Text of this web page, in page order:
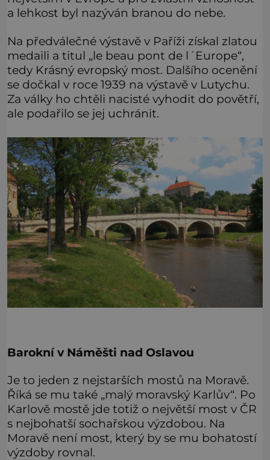
a lehkost byl nazýván branou do nebe.
Na předválečné výstavě v Paříži získal zlatou
medaili a titul „le beau pont de l´Europe“,
tedy Krásný evropský most. Dalšího ocenění
se dočkal v roce 1939 na výstavě v Lutychu.
Za války ho chtěli nacisté vyhodit do povětří,
ale podařilo se jej uchránit.
Barokní v Náměšti nad Oslavou
Je to jeden z nejstarších mostů na Moravě.
Říká se mu také „malý moravský Karlův“. Po
Karlově mostě jde totiž o největší most v ČR
s nejbohatší sochařskou výzdobou. Na
Moravě není most, který by se mu bohatostí
výzdoby rovnal.